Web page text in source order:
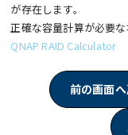
が存在します。
正確な容量計算が必要
QNAP RAID Calculator
前の画面